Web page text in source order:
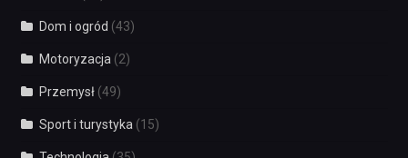
Dom i ogród (43)
Motoryzacja (2)
Przemysł(49)
Sport i turystyka (15)